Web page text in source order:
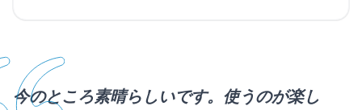
今のところ素晴らしいです。使うのが楽し